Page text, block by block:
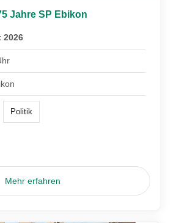
Jahre SP Ebikon
2026
Politik
Mehr erfahren